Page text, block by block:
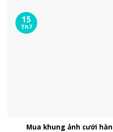
Mua khung ảnh cưới
15
Th7